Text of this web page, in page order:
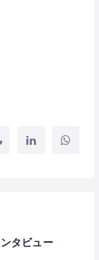
タビュー